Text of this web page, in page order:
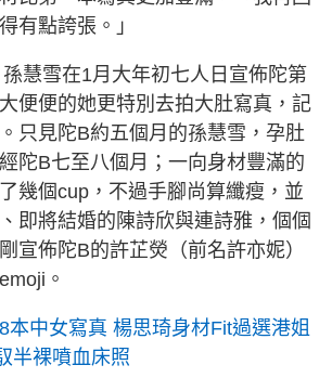
有點誇張。」
慧雪在1月大年初七人日宣佈陀第
便便的她更特別去拍大肚寫真，記
只見陀B約五個月的孫慧雪，孕肚
陀B七至八個月；一向身材豐滿的
幾個cup，不過手腳尚算纖瘦，並
即將結婚的陳詩欣與連詩雅，個個
宣佈陀B的許芷熒（前名許亦妮）
。
本中女寫真 楊思琦身材Fit過選港姐
半裸噴血床照